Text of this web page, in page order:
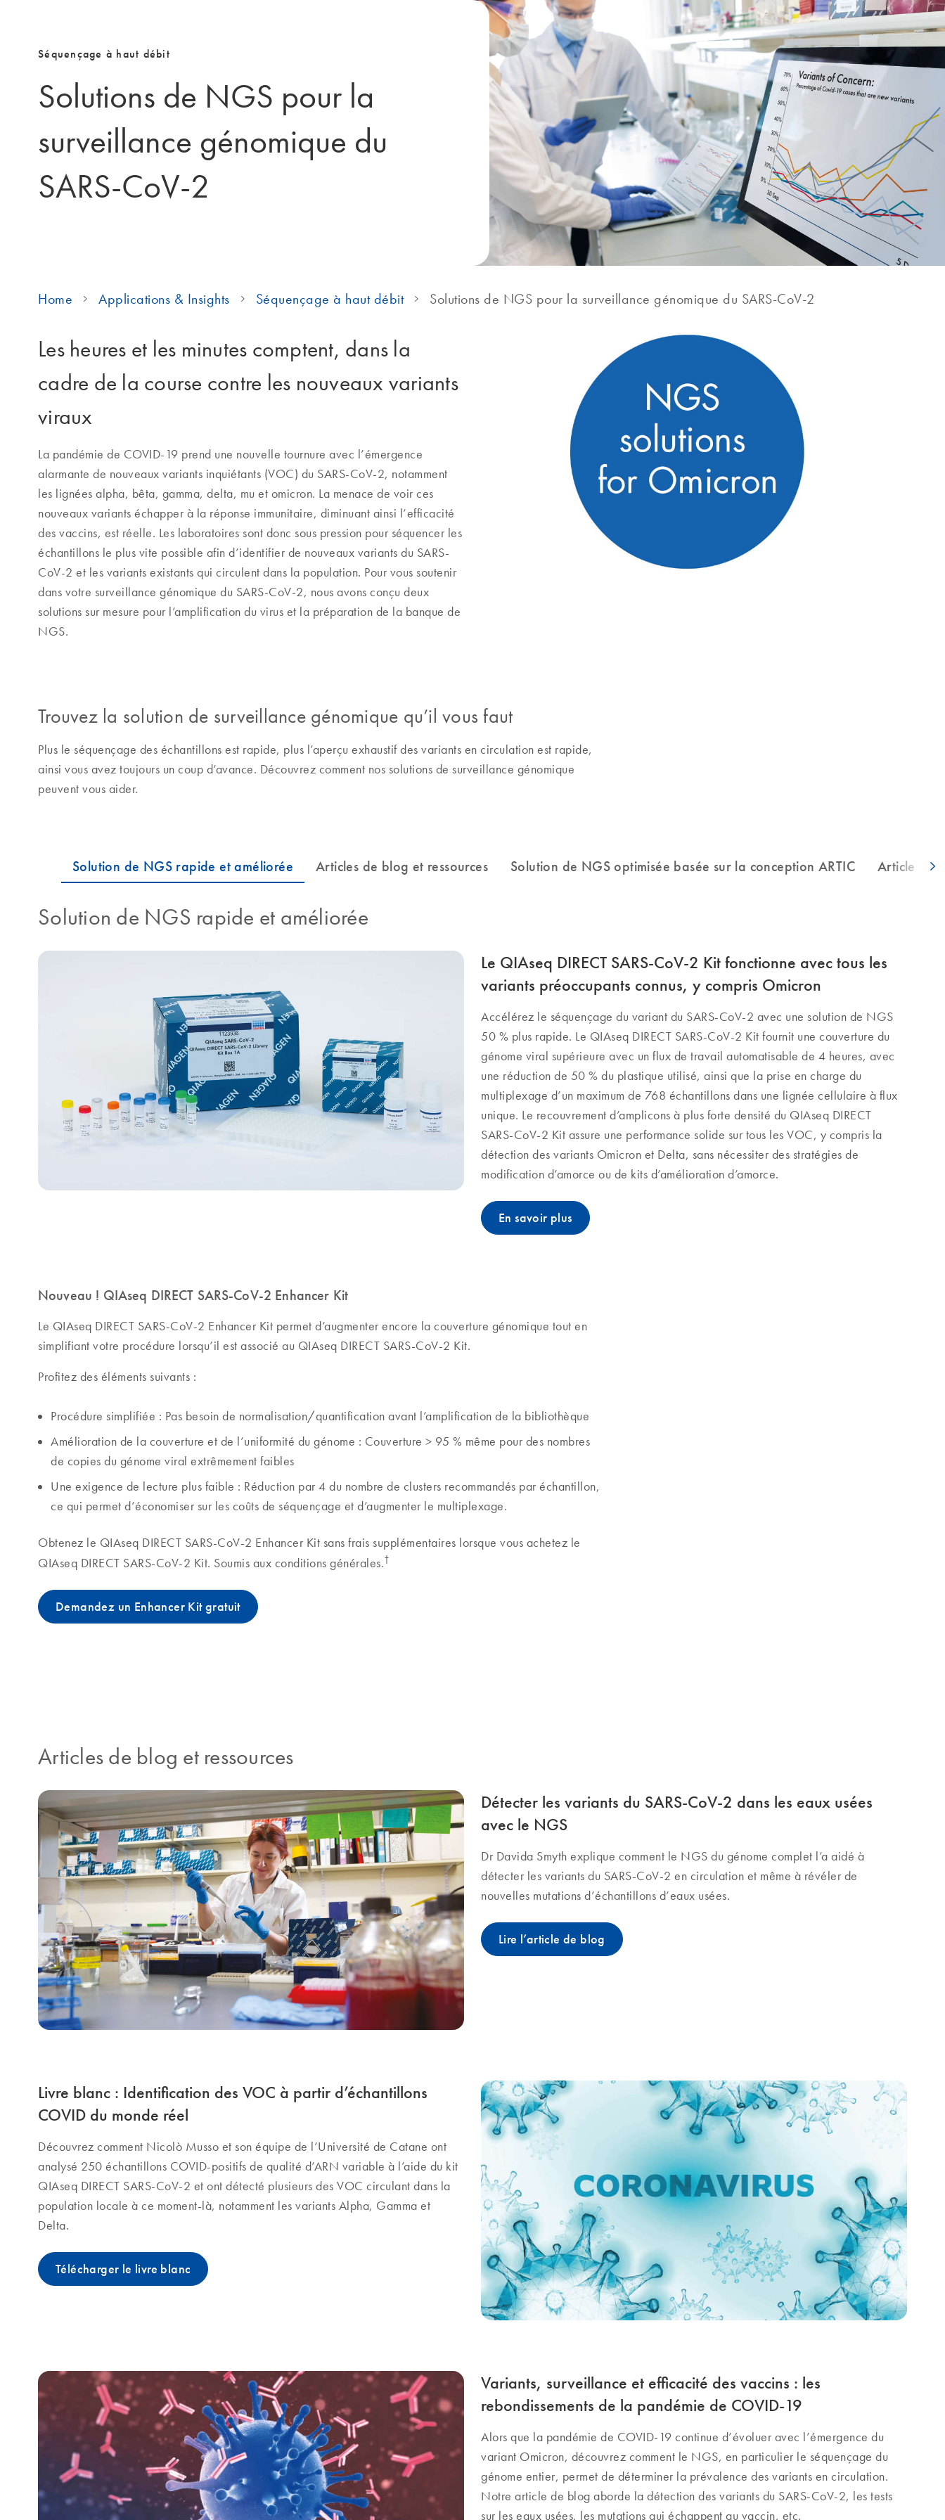
Séquençage à haut débit
Solutions de NGS pour la
surveillance génomique du
SARS-CoV-2
Home Applications & Insights Séquençage à haut débit Solutions de NGS pour la surveillance génomique du SARS-CoV-2
Les heures et les minutes comptent, dans la
cadre de la course contre les nouveaux variants
viraux
La pandémie de COVID-19 prend une nouvelle tournure avec l’émergence
alarmante de nouveaux variants inquiétants (VOC) du SARS-CoV-2, notamment
les lignées alpha, bêta, gamma, delta, mu et omicron. La menace de voir ces
nouveaux variants échapper à la réponse immunitaire, diminuant ainsi l’efficacité
des vaccins, est réelle. Les laboratoires sont donc sous pression pour séquencer les
échantillons le plus vite possible afin d’identifier de nouveaux variants du SARS-
CoV-2 et les variants existants qui circulent dans la population. Pour vous soutenir
dans votre surveillance génomique du SARS-CoV-2, nous avons conçu deux
solutions sur mesure pour l’amplification du virus et la préparation de la banque de
NGS.
Trouvez la solution de surveillance génomique qu’il vous faut
Plus le séquençage des échantillons est rapide, plus l’aperçu exhaustif des variants en circulation est rapide,
ainsi vous avez toujours un coup d’avance. Découvrez comment nos solutions de surveillance génomique
peuvent vous aider.
Solution de NGS rapide et améliorée
Le QIAseq DIRECT SARS-CoV-2 Kit fonctionne avec tous les
variants préoccupants connus, y compris Omicron
Accélérez le séquençage du variant du SARS-CoV-2 avec une solution de NGS
50 % plus rapide. Le QIAseq DIRECT SARS-CoV-2 Kit fournit une couverture du
génome viral supérieure avec un flux de travail automatisable de 4 heures, avec
une réduction de 50 % du plastique utilisé, ainsi que la prise en charge du
multiplexage d’un maximum de 768 échantillons dans une lignée cellulaire à flux
unique. Le recouvrement d’amplicons à plus forte densité du QIAseq DIRECT
SARS-CoV-2 Kit assure une performance solide sur tous les VOC, y compris la
détection des variants Omicron et Delta, sans nécessiter des stratégies de
modification d’amorce ou de kits d’amélioration d’amorce.
En savoir plus
Nouveau ! QIAseq DIRECT SARS-CoV-2 Enhancer Kit
Le QIAseq DIRECT SARS-CoV-2 Enhancer Kit permet d’augmenter encore la couverture génomique tout en
simplifiant votre procédure lorsqu’il est associé au QIAseq DIRECT SARS-CoV-2 Kit.
Profitez des éléments suivants :
Procédure simplifiée : Pas besoin de normalisation/quantification avant l’amplification de la bibliothèque
Amélioration de la couverture et de l’uniformité du génome : Couverture > 95 % même pour des nombres
de copies du génome viral extrêmement faibles
Une exigence de lecture plus faible : Réduction par 4 du nombre de clusters recommandés par échantillon,
ce qui permet d’économiser sur les coûts de séquençage et d’augmenter le multiplexage.
Obtenez le QIAseq DIRECT SARS-CoV-2 Enhancer Kit sans frais supplémentaires lorsque vous achetez le
QIAseq DIRECT SARS-CoV-2 Kit. Soumis aux conditions générales.†
Demandez un Enhancer Kit gratuit
Articles de blog et ressources
Détecter les variants du SARS-CoV-2 dans les eaux usées
avec le NGS
Dr Davida Smyth explique comment le NGS du génome complet l’a aidé à
détecter les variants du SARS-CoV-2 en circulation et même à révéler de
nouvelles mutations d’échantillons d’eaux usées.
Lire l’article de blog
Livre blanc : Identification des VOC à partir d’échantillons
COVID du monde réel
Découvrez comment Nicolò Musso et son équipe de l’Université de Catane ont
analysé 250 échantillons COVID-positifs de qualité d’ARN variable à l’aide du kit
QIAseq DIRECT SARS-CoV-2 et ont détecté plusieurs des VOC circulant dans la
population locale à ce moment-là, notamment les variants Alpha, Gamma et
Delta.
Télécharger le livre blanc
Variants, surveillance et efficacité des vaccins : les
rebondissements de la pandémie de COVID-19
Alors que la pandémie de COVID-19 continue d’évoluer avec l’émergence du
variant Omicron, découvrez comment le NGS, en particulier le séquençage du
génome entier, permet de déterminer la prévalence des variants en circulation.
Notre article de blog aborde la détection des variants du SARS-CoV-2, les tests
sur les eaux usées, les mutations qui échappent au vaccin, etc.